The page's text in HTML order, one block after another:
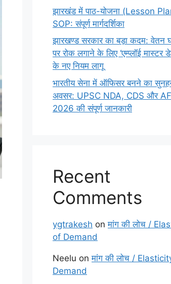
झारखंड में पाठ-योजना (Lesson
SOP: संपूर्ण मार्गदर्शिका
झारखण्ड सरकार का बड़ा कदम: वेतन
पर रोक लगाने के लिए ‘एम्प्लॉई मास्टर
के नए नियम लागू
भारतीय सेना में ऑफिसर बनने का
अवसर: UPSC NDA, CDS और
2026 की संपूर्ण जानकारी
Recent
Comments
ygtrakesh onमांग की लोच /
of Demand
Neelu onमांग की लोच /
Demand